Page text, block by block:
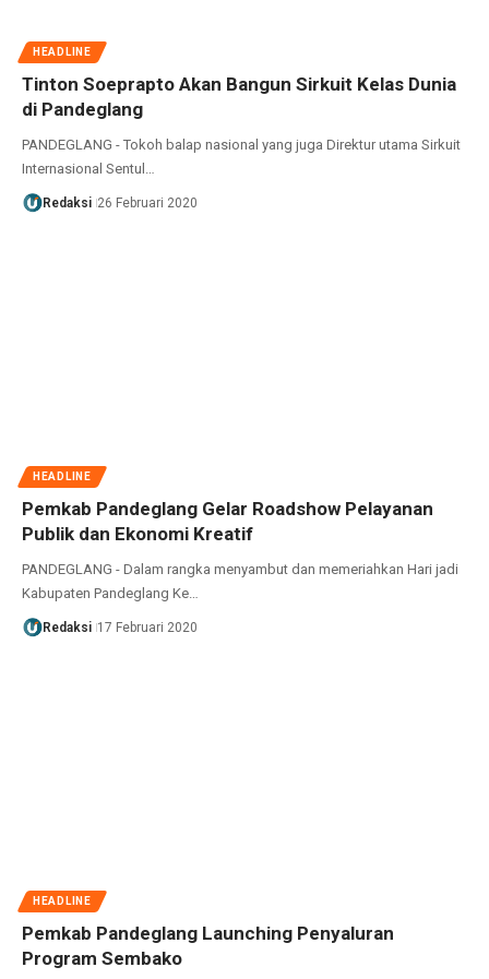
HEADLINE
Tinton Soeprapto Akan Bangun Sirkuit Kelas Dunia
di Pandeglang
PANDEGLANG - Tokoh balap nasional yang juga Direktur utama Sirkuit
Internasional Sentul…
Redaksi 26 Februari 2020
HEADLINE
Pemkab Pandeglang Gelar Roadshow Pelayanan
Publik dan Ekonomi Kreatif
PANDEGLANG - Dalam rangka menyambut dan memeriahkan Hari jadi
Kabupaten Pandeglang Ke…
Redaksi 17 Februari 2020
HEADLINE
Pemkab Pandeglang Launching Penyaluran
Program Sembako